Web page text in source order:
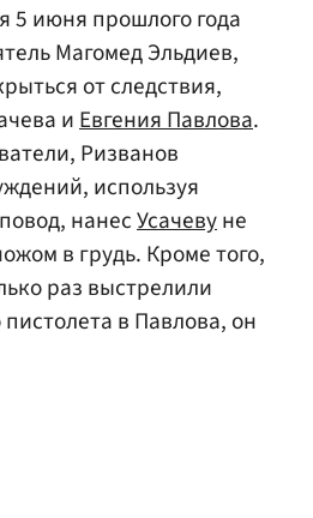
5 июня прошлого года
Магомед Эльдиев,
от следствия,
иЕвгения Павлова.
Ризванов
используя
нанесУсачевуне
в грудь. Кроме того,
раз выстрелили
в Павлова, он